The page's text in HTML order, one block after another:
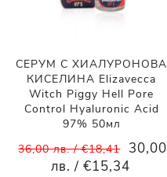
СЕРУМ С ХИАЛУРОНОВА
КИСЕЛИНА Elizavecca
Witch Piggy Hell Pore
Control Hyaluronic Acid
97% 50мл
36,00 лв. / €18,41
30,00
лв. / €15,34